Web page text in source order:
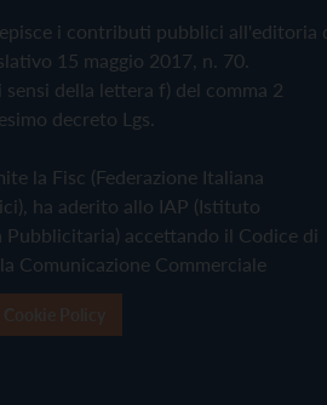
i contributi pubblici all'editoria
15 maggio 2017, n. 70.
sensi della lettera f) del comma 2
decreto Lgs.
la Fisc (Federazione Italiana
ha aderito allo IAP (Istituto
accettando il Codice di
Comunicazione Commerciale